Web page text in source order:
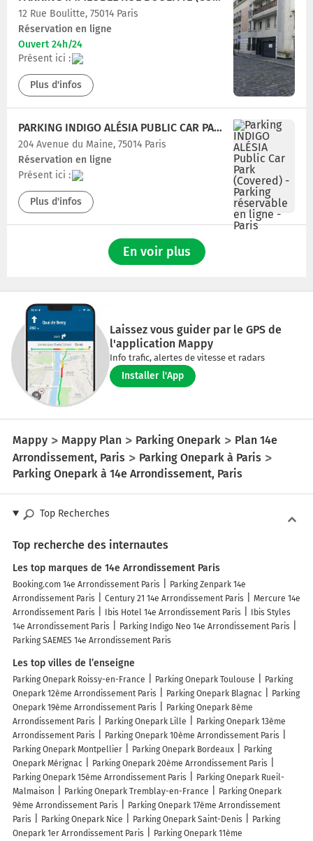
12 Rue Boulitte, 75014 Paris
Réservation en ligne
Ouvert 24h/24
Présent ici :
Plus d'infos
PARKING INDIGO ALÉSIA PUBLIC CAR PARK (COVERED)
204 Avenue du Maine, 75014 Paris
Réservation en ligne
Présent ici :
Plus d'infos
En voir plus
Laissez vous guider par le GPS de
l'application Mappy
Info trafic, alertes de vitesse et radars
Installer l'App
Mappy Mappy Plan Parking Onepark
Plan 14e
Arrondissement, Paris
Parking Onepark à Paris
Parking Onepark à 14e Arrondissement, Paris
Top Recherches
Top recherche des internautes
Les top marques de 14e Arrondissement Paris
Booking.com 14e Arrondissement Paris
Parking Zenpark 14e
Arrondissement Paris
Century 21 14e Arrondissement Paris
Mercure 14e
Arrondissement Paris
Ibis Hotel 14e Arrondissement Paris
Ibis Styles
14e Arrondissement Paris
Parking Indigo Neo 14e Arrondissement Paris
Parking SAEMES 14e Arrondissement Paris
Les top villes de l’enseigne
Parking Onepark Roissy-en-France Parking Onepark Toulouse
Parking
Onepark 12ème Arrondissement Paris
Parking Onepark Blagnac
Parking
Onepark 19ème Arrondissement Paris
Parking Onepark 8ème
Arrondissement Paris
Parking Onepark Lille
Parking Onepark 13ème
Arrondissement Paris
Parking Onepark 10ème Arrondissement Paris
Parking Onepark Montpellier
Parking Onepark Bordeaux
Parking
Onepark Mérignac
Parking Onepark 20ème Arrondissement Paris
Parking Onepark 15ème Arrondissement Paris
Parking Onepark Rueil-
Malmaison
Parking Onepark Tremblay-en-France
Parking Onepark
9ème Arrondissement Paris
Parking Onepark 17ème Arrondissement
Paris
Parking Onepark Nice Parking Onepark Saint-Denis
Parking
Onepark 1er Arrondissement Paris
Parking Onepark 11ème